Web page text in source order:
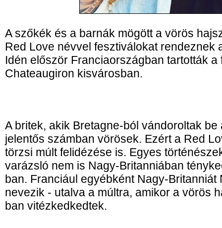
A szőkék és a barnák mögött a vörös
Red Love névvel fesztiválokat rendeznek
Idén először Franciaországban tartották
Chateaugiron kisvárosban.
A britek, akik Bretagne-ból vándoroltak
jelentős számban vörösek. Ezért a Red
törzsi múlt felidézése is. Egyes
varázsló nem is Nagy-Britanniában
ban. Franciául egyébként Nagy-Britanniát
nevezik - utalva a múltra, amikor a vörös
ban vitézkedkedtek.